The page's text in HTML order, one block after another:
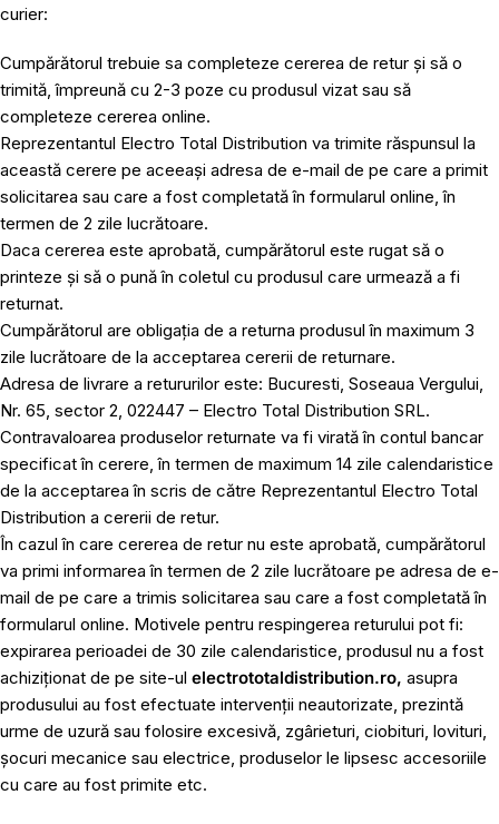
curier:
Cumpărătorul trebuie sa completeze cererea de retur și să o
trimită, împreună cu 2-3 poze cu produsul vizat sau să
completeze cererea online.
Reprezentantul Electro Total Distribution va trimite răspunsul la
această cerere pe aceeași adresa de e-mail de pe care a primit
solicitarea sau care a fost completată în formularul online, în
termen de 2 zile lucrătoare.
Daca cererea este aprobată, cumpărătorul este rugat să o
printeze și să o pună în coletul cu produsul care urmează a fi
returnat.
Cumpărătorul are obligația de a returna produsul în maximum 3
zile lucrătoare de la acceptarea cererii de returnare.
Adresa de livrare a retururilor este: Bucuresti, Soseaua Vergului,
Nr. 65, sector 2, 022447 – Electro Total Distribution SRL.
Contravaloarea produselor returnate va fi virată în contul bancar
specificat în cerere, în termen de maximum 14 zile calendaristice
de la acceptarea în scris de către Reprezentantul Electro Total
Distribution a cererii de retur.
În cazul în care cererea de retur nu este aprobată, cumpărătorul
va primi informarea în termen de 2 zile lucrătoare pe adresa de e-
mail de pe care a trimis solicitarea sau care a fost completată în
formularul online. Motivele pentru respingerea returului pot fi:
expirarea perioadei de 30 zile calendaristice, produsul nu a fost
achiziționat de pe site-ul electrototaldistribution.ro, asupra
produsului au fost efectuate intervenții neautorizate, prezintă
urme de uzură sau folosire excesivă, zgârieturi, ciobituri, lovituri,
șocuri mecanice sau electrice, produselor le lipsesc accesoriile
cu care au fost primite etc.